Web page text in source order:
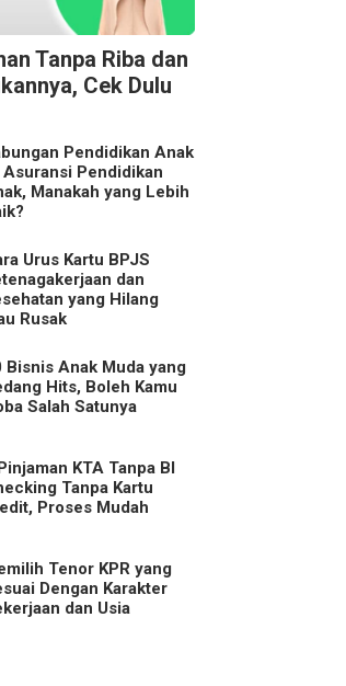
Tanpa Riba dan
Cek Dulu
Pendidikan Anak
Asuransi Pendidikan
Manakah yang Lebih
Urus Kartu BPJS
dan
yang Hilang
Rusak
Bisnis Anak Muda yang
Hits, Boleh Kamu
Salah Satunya
KTA Tanpa BI
Tanpa Kartu
Proses Mudah
Tenor KPR yang
Dengan Karakter
dan Usia